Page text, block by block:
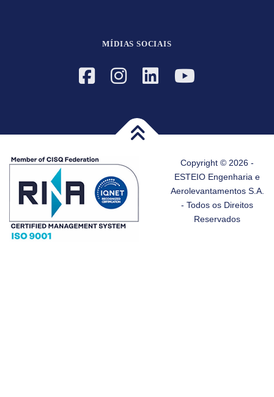
MÍDIAS SOCIAIS
Copyright © 2026 -
ESTEIO Engenharia e
Aerolevantamentos S.A.
- Todos os Direitos
Reservados